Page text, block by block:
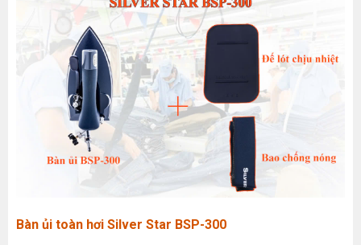
Bàn ủi toàn hơi Silver Star BSP-300